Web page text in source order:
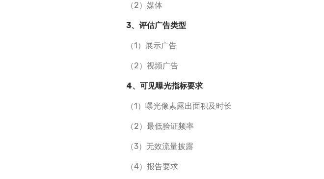
（2）媒体
3、评估广告类型
（1）展示广告
（2）视频广告
4、可见曝光指标要求
（1）曝光像素露出面积及时长
（2）最低验证频率
（3）无效流量披露
（4）报告要求